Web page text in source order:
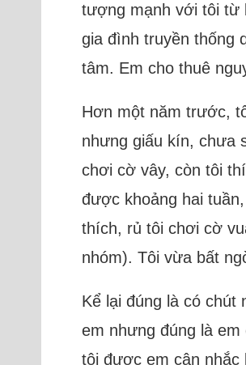
tượng mạnh với tôi từ
gia đình truyền thống
tâm. Em cho thuê
Hơn một năm trước,
nhưng giấu kín, chưa
chơi cờ vây, còn tôi
được khoảng hai
thích, rủ tôi chơi cờ
nhóm). Tôi vừa bất
Kể lại đúng là có
em nhưng đúng là em
tôi được em cân nhắc